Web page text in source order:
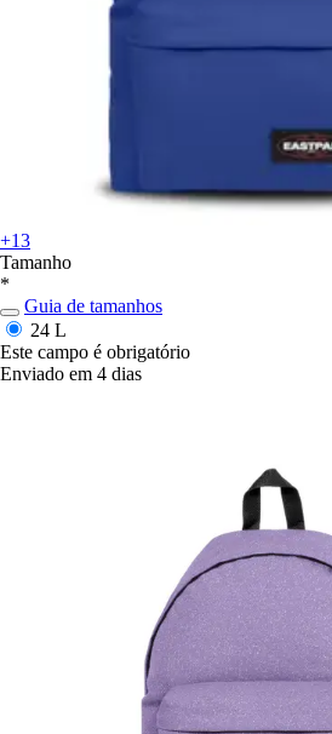
+13
Tamanho
*
Guia de tamanhos
24 L
Este campo é obrigatório
Enviado em 4 dias